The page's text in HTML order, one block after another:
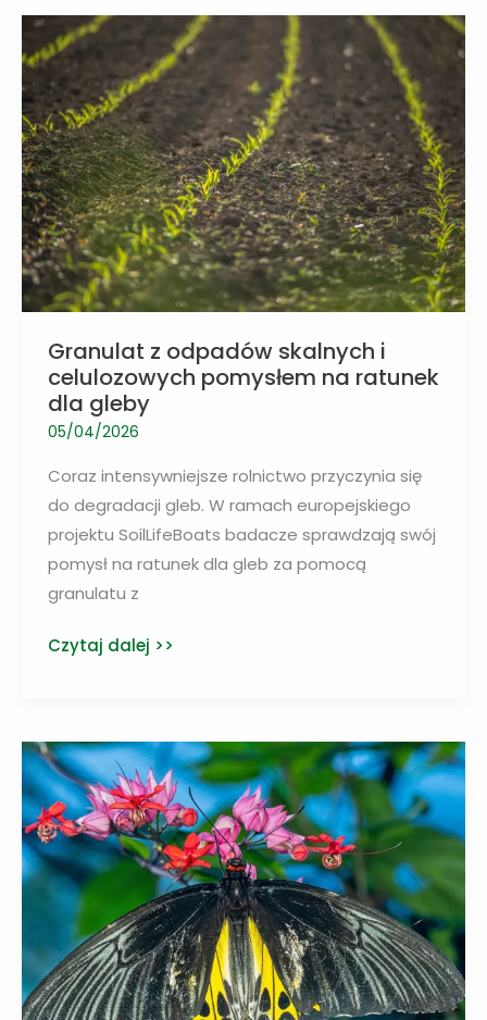
kąpielisk
Granulat z odpadów skalnych i
celulozowych pomysłem na ratunek
dla gleby
05/04/2026
Coraz intensywniejsze rolnictwo przyczynia się
do degradacji gleb. W ramach europejskiego
projektu SoilLifeBoats badacze sprawdzają swój
pomysł na ratunek dla gleb za pomocą
granulatu z
Granulat
i
celulozowych
pomysłem
na
ratunek
dla
gleby
Czytaj dalej >>